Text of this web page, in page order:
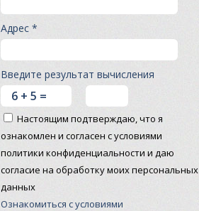
Адрес *
Введите результат вычисления
Настоящим подтверждаю, что я
ознакомлен и согласен с условиями
политики конфиденциальности и даю
согласие на обработку моих персональных
данных
Ознакомиться с условиями